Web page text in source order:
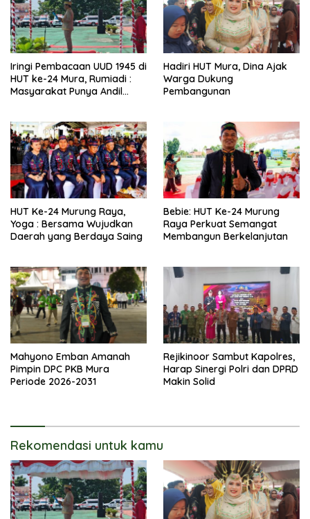
Iringi Pembacaan UUD 1945 di
HUT ke-24 Mura, Rumiadi :
Masyarakat Punya Andil
Hadiri HUT Mura, Dina Ajak
Warga Dukung
Pembangunan
HUT Ke-24 Murung Raya,
Yoga : Bersama Wujudkan
Daerah yang Berdaya Saing
Bebie: HUT Ke-24 Murung
Raya Perkuat Semangat
Membangun Berkelanjutan
Mahyono Emban Amanah
Pimpin DPC PKB Mura
Periode 2026-2031
Rejikinoor Sambut Kapolres,
Harap Sinergi Polri dan DPRD
Makin Solid
Rekomendasi untuk kamu